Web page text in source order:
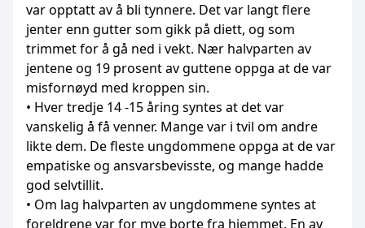
var opptatt av å bli tynnere. Det var langt flere
jenter enn gutter som gikk på diett, og som
trimmet for å gå ned i vekt. Nær halvparten av
jentene og 19 prosent av guttene oppga at de var
misfornøyd med kroppen sin.
• Hver tredje 14 -15 åring syntes at det var
vanskelig å få venner. Mange var i tvil om andre
likte dem. De fleste ungdommene oppga at de var
empatiske og ansvarsbevisste, og mange hadde
god selvtillit.
• Om lag halvparten av ungdommene syntes at
foreldrene var for mye borte fra hjemmet. En av